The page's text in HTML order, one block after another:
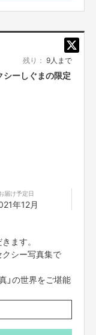
活動に
残り： 9人まで
シーしぐまの限定
届け予定日
年12月
ます。
シー写真集で
」の世界をご堪能